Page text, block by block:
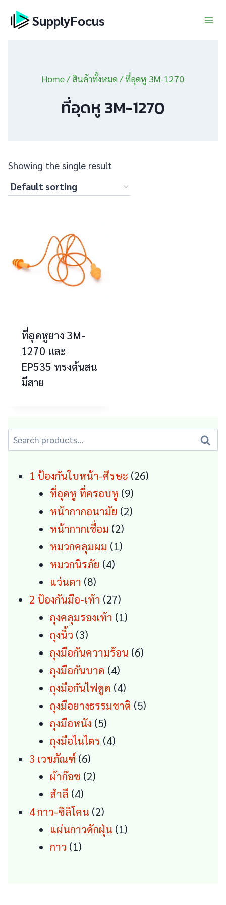
Skip
SupplyFocus
Home/ สินค้าทั้งหมด/ที่อุดหู 3M-1270
ที่อุดหู 3M-1270
Showing the single result
ที่อุดหูยาง 3M-
1270 และ
EP535 ทรงต้นสน
มีสาย
Search
for:
Search
1 ป้องกันใบหน้า-ศีรษะ 2626
ที่อุดหู ที่ครอบหู 99
products
หน้ากากอนามัย 22
หน้ากากเชื่อม 22
products
หมวกคลุมผม 11
หมวกนิรภัย 44
แว่นตา 88
products
2 ป้องกันมือ-เท้า 2727
products
ถุงคลุมรองเท้า 11
ถุงนิ้ว 33
products
ถุงมือกันความร้อน 66
ถุงมือกันบาด 44
products
ถุงมือกันไฟดูด 44
products
ถุงมือยางธรรมชาติ 55
ถุงมือหนัง 55
products
ถุงมือไนไตร 44
3 เวชภัณฑ์ 66
products
ผ้าก๊อซ 22
สำลี 44
products
4 กาว-ซิลิโคน 22
products
แผ่นกาวดักฝุ่น 11
กาว 11